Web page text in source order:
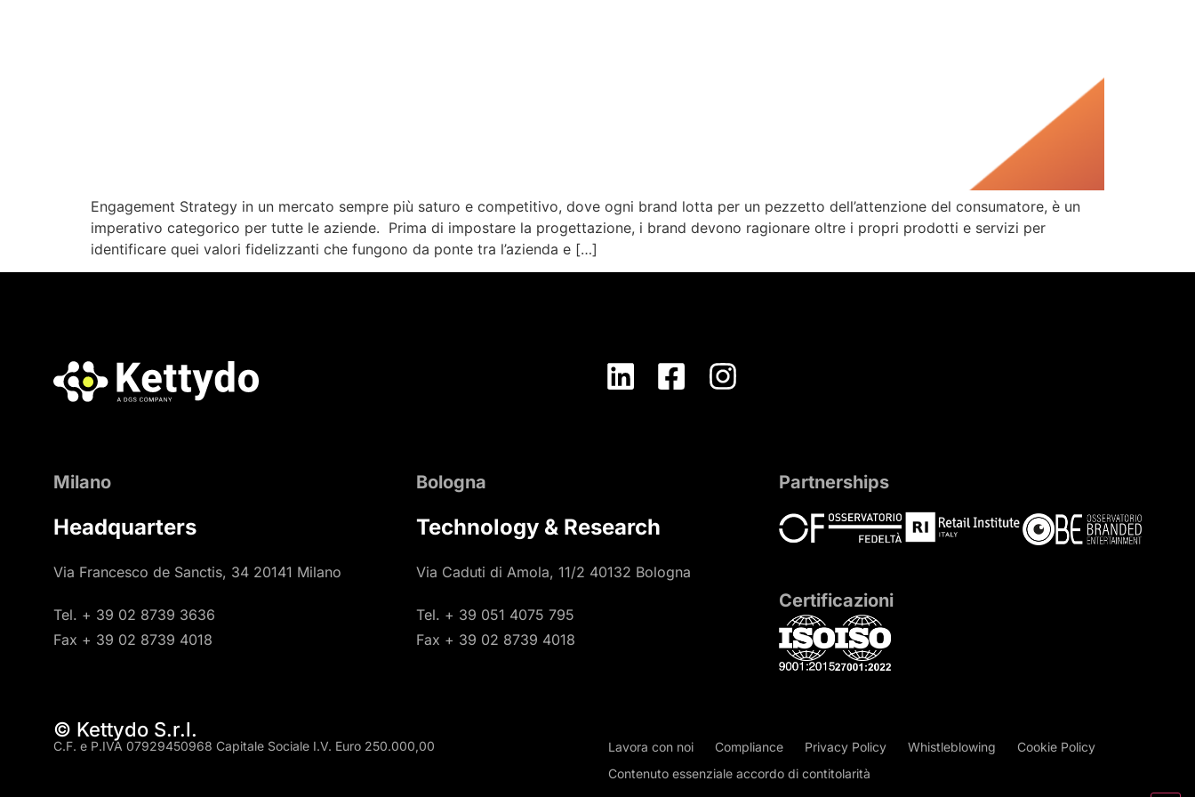
Engagement Strategy in un mercato sempre più saturo e competitivo, dove ogni brand lotta per un pezzetto dell’attenzione del consumatore, è un
imperativo categorico per tutte le aziende. Prima di impostare la progettazione, i brand devono ragionare oltre i propri prodotti e servizi per
identificare quei valori fidelizzanti che fungono da ponte tra l’azienda e […]
Milano
Headquarters
Via Francesco de Sanctis, 34 20141 Milano
Tel. + 39 02 8739 3636
Fax + 39 02 8739 4018
Bologna
Technology & Research
Via Caduti di Amola, 11/2 40132 Bologna
Tel. + 39 051 4075 795
Fax + 39 02 8739 4018
Partnerships
Certificazioni
© Kettydo S.r.l.
C.F. e P.IVA 07929450968 Capitale Sociale I.V. Euro 250.000,00 Lavora con noi Compliance Privacy Policy Whistleblowing
Cookie Policy
Contenuto essenziale accordo di contitolarità